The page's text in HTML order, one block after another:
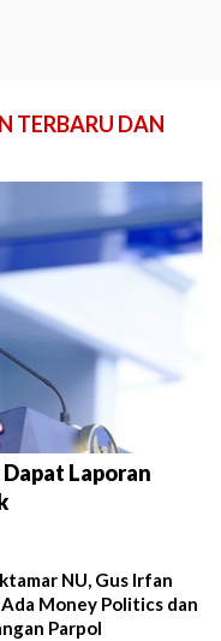
TERBARU DAN
Laporan
NU, Gus Irfan
Money Politics dan
Parpol